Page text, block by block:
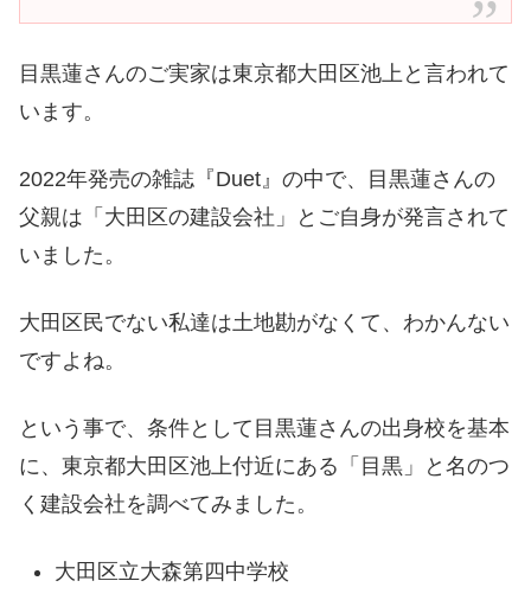
目黒蓮さんのご実家は東京都大田区池上と言われて
います。
2022年発売の雑誌『Duet』の中で、目黒蓮さんの
父親は「大田区の建設会社」とご自身が発言されて
いました。
大田区民でない私達は土地勘がなくて、わかんない
ですよね。
という事で、条件として目黒蓮さんの出身校を基本
に、東京都大田区池上付近にある「目黒」と名のつ
く建設会社を調べてみました。
大田区立大森第四中学校